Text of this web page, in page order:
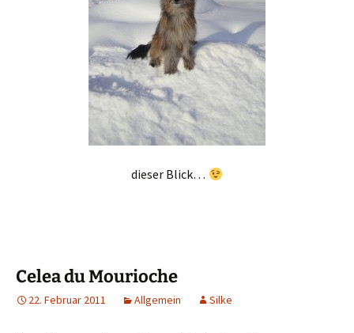
dieser Blick…
Celea du Mourioche
22. Februar 2011 Allgemein Silke